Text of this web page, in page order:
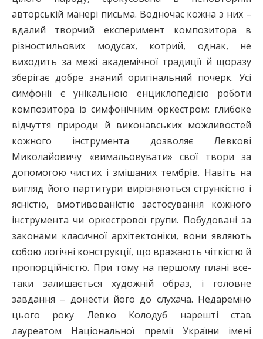
авторській манері письма. Водночас кожна з них –
вдалий творчий експеримент композитора в
різностильових модусах, котрий, однак, не
виходить за межі академічної традиції й щоразу
зберігає добре знаний оригінальний почерк. Усі
симфонії є унікальною енциклопедією роботи
композитора із симфонічним оркестром: глибоке
відчуття природи й виконавських можливостей
кожного інструмента дозволяє Левкові
Миколайовичу «вимальовувати» свої твори за
допомогою чистих і змішаних тембрів. Навіть на
вигляд його партитури вирізняються стрункістю і
ясністю, вмотивованістю застосування кожного
інструмента чи оркестрової групи. Побудовані за
законами класичної архітектоніки, вони являють
собою логічні конструкції, що вражають чіткістю й
пропорційністю. При тому на першому плані все-
таки залишається художній образ, і головне
завдання – донести його до слухача. Недаремно
цього року Левко Колодуб нарешті став
лауреатом Національної премії України імені